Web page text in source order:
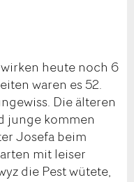
heute noch 6
waren es 52.
Die älteren
junge kommen
Josefa beim
mit leiser
die Pest wütete,